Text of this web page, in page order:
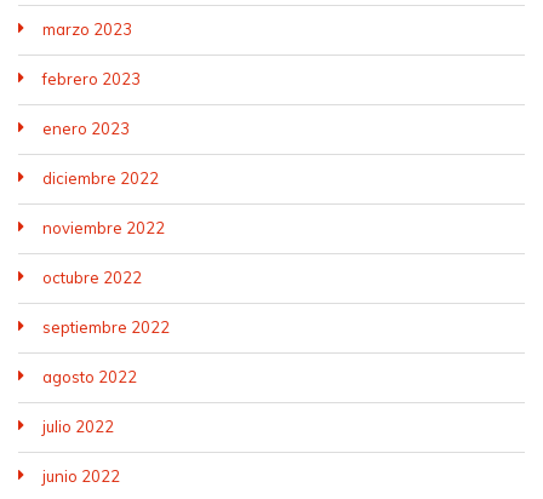
marzo 2023
febrero 2023
enero 2023
diciembre 2022
noviembre 2022
octubre 2022
septiembre 2022
agosto 2022
julio 2022
junio 2022